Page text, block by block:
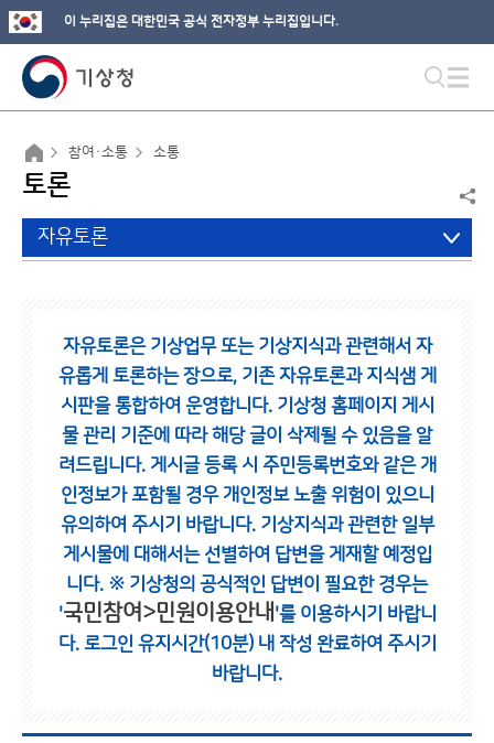
이 누리집은 대한민국 공식 전자정부 누리집입니다.
참여·소통 소통
토론
자유토론
자유토론은 기상업무 또는 기상지식과 관련해서 자
유롭게 토론하는 장으로, 기존 자유토론과 지식샘 게
시판을 통합하여 운영합니다. 기상청 홈페이지 게시
물 관리 기준에 따라 해당 글이 삭제될 수 있음을 알
려드립니다. 게시글 등록 시 주민등록번호와 같은 개
인정보가 포함될 경우 개인정보 노출 위험이 있으니
유의하여 주시기 바랍니다. 기상지식과 관련한 일부
게시물에 대해서는 선별하여 답변을 게재할 예정입
니다. ※ 기상청의 공식적인 답변이 필요한 경우는
'국민참여>민원이용안내 '를 이용하시기 바랍니
다. 로그인 유지시간(10분) 내 작성 완료하여 주시기
바랍니다.